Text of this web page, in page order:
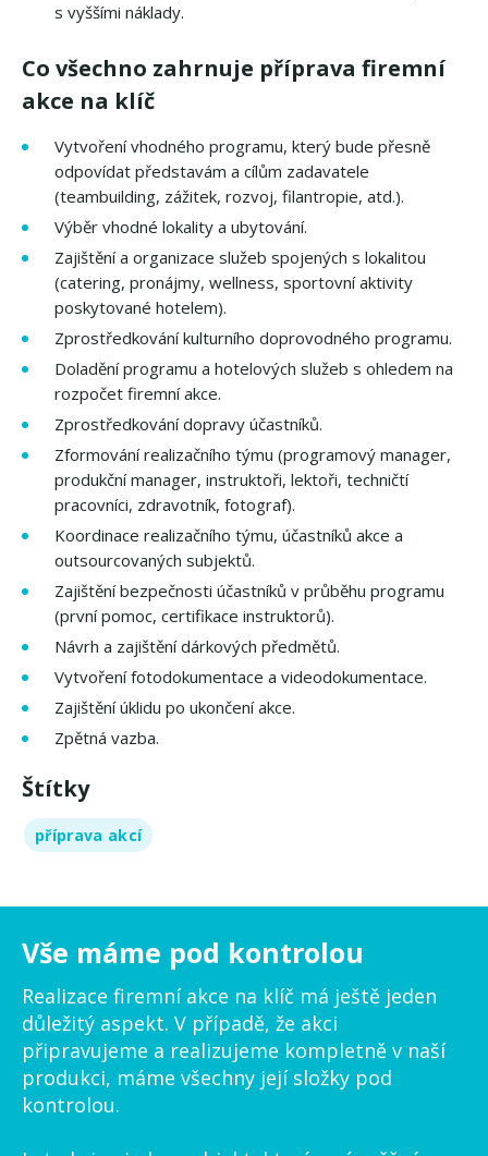
s vyššími náklady.
Co všechno zahrnuje příprava firemní
akce na klíč
Vytvoření vhodného programu, který bude přesně
odpovídat představám a cílům zadavatele
(teambuilding, zážitek, rozvoj, filantropie, atd.).
Výběr vhodné lokality a ubytování.
Zajištění a organizace služeb spojených s lokalitou
(catering, pronájmy, wellness, sportovní aktivity
poskytované hotelem).
​Zprostředkování kulturního doprovodného programu.
Doladění programu a hotelových služeb s ohledem na
rozpočet firemní akce.
Zprostředkování dopravy účastníků.
Zformování realizačního týmu (programový manager,
produkční manager, instruktoři, lektoři, techničtí
pracovníci, zdravotník, fotograf).
Koordinace realizačního týmu, účastníků akce a
outsourcovaných subjektů.
Zajištění bezpečnosti účastníků v průběhu programu
(první pomoc, certifikace instruktorů).
Návrh a zajištění dárkových předmětů.
Vytvoření fotodokumentace a videodokumentace.
Zajištění úklidu po ukončení akce.
Zpětná vazba.
Štítky
příprava akcí
Vše máme pod kontrolou
Realizace firemní akce na klíč má ještě jeden
důležitý aspekt. V případě, že akci
připravujeme a realizujeme kompletně v naší
produkci, máme všechny její složky pod
kontrolou.